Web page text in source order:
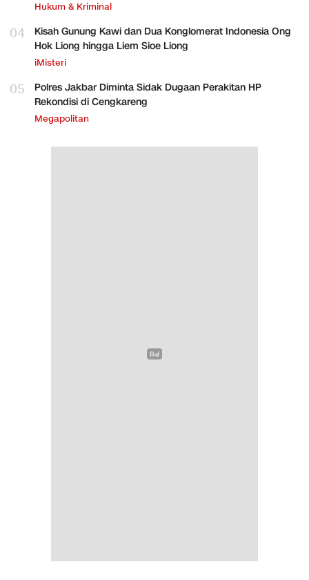
Hukum & Kriminal
04
Kisah Gunung Kawi dan Dua Konglomerat Indonesia Ong
Hok Liong hingga Liem Sioe Liong
iMisteri
05
Polres Jakbar Diminta Sidak Dugaan Perakitan HP
Rekondisi di Cengkareng
Megapolitan